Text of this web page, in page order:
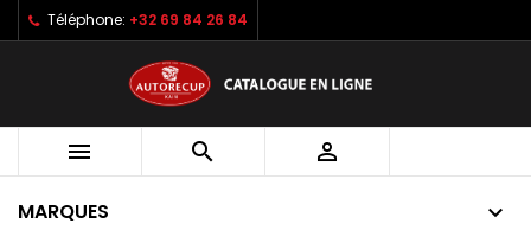
Téléphone: +32 69 84 26 84
  
MARQUES